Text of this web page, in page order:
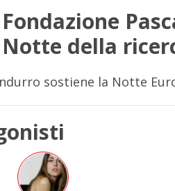
Fondazione
della
sostiene la Notte